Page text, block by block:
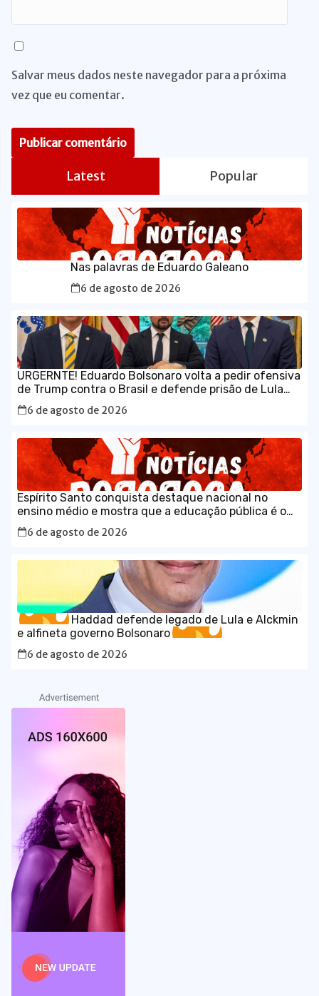
Salvar meus dados neste navegador para a próxima
vez que eu comentar.
Latest Popular
Nas palavras de Eduardo Galeano
6 de agosto de 2026
URGERNTE! Eduardo Bolsonaro volta a pedir ofensiva
de Trump contra o Brasil e defende prisão de Lula
em vídeo em inglês
6 de agosto de 2026
Espírito Santo conquista destaque nacional no
ensino médio e mostra que a educação pública é o
caminho para o desenvolvimento do Brasil
6 de agosto de 2026
Haddad defende legado de Lula e Alckmin
e alfineta governo Bolsonaro
6 de agosto de 2026